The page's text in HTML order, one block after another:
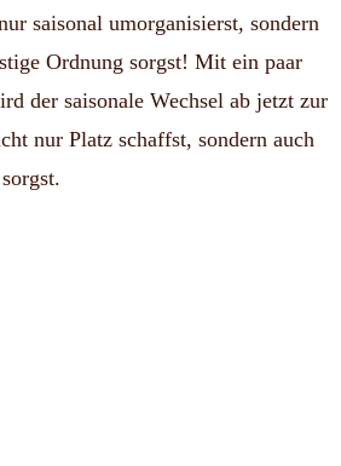
saisonal umorganisierst, sondern
Ordnung sorgst! Mit ein paar
der saisonale Wechsel ab jetzt zur
nur Platz schaffst, sondern auch